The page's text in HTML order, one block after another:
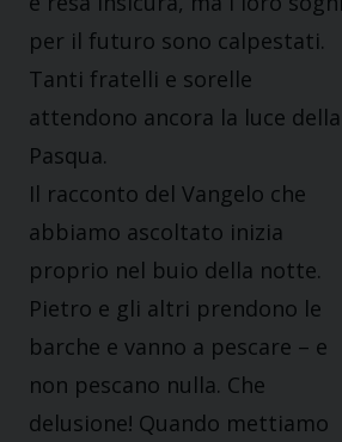
per il futuro sono calpestati.
Tanti fratelli e sorelle
attendono ancora la luce della
Pasqua.
Il racconto del Vangelo che
abbiamo ascoltato inizia
proprio nel buio della notte.
Pietro e gli altri prendono le
barche e vanno a pescare – e
non pescano nulla. Che
delusione! Quando mettiamo